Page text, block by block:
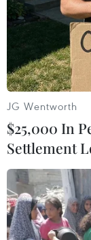
châu Á:
quyền biểu
JG Wentworth
$25,000 In
Settlement